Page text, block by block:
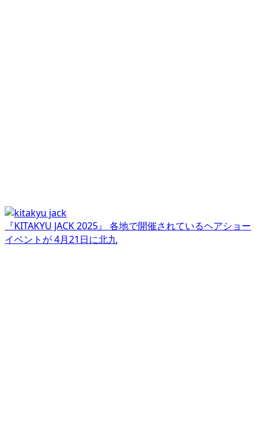
『KITAKYU JACK 2025』 各地で開催されているヘアショー
イベントが 4月21日に北九